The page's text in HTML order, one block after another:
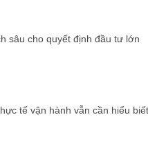
sâu cho quyết định đầu tư lớn
tế vận hành vẫn cần hiểu biết